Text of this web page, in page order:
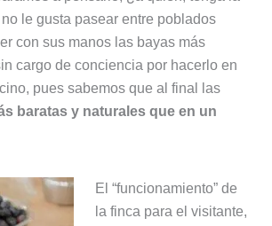
le gusta pasear entre poblados
con sus manos las bayas más
cargo de conciencia por hacerlo en
pues sabemos que al final las
baratas y naturales que en un
El “funcionamiento” de
la finca para el visitante,